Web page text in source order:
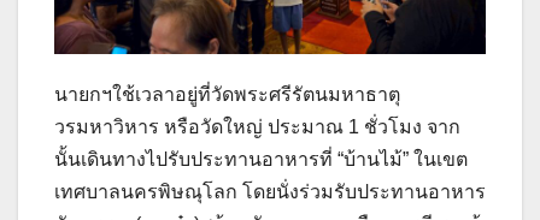
นายกฯใช้เวลาอยู่ที่วัดพระศรีรัตนมหาธาตุ
วรมหาวิหาร หรือวัดใหญ่ ประมาณ 1 ชั่วโมง จาก
นั้นเดินทางไปรับประทานอาหารที่ “บ้านไม้” ในเขต
เทศบาลนครพิษณุโลก โดยนั่งร่วมรับประทานอาหาร